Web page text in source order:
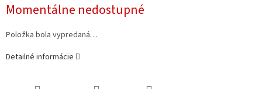
Momentálne nedostupné
Položka bola vypredaná…
Detailné informácie